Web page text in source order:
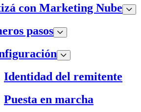
con Marketing Nube
pasos
Identidad del remitente
Puesta en marcha